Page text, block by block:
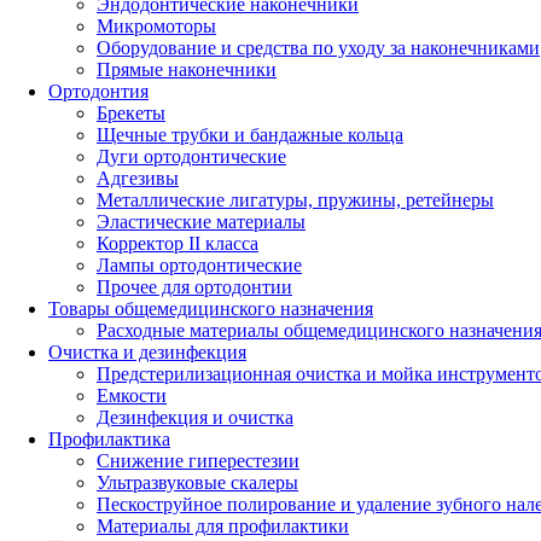
Микромоторы
Оборудование и средства по уходу за наконечниками
Прямые наконечники
Ортодонтия
Брекеты
Щечные трубки и бандажные кольца
Дуги ортодонтические
Адгезивы
Металлические лигатуры, пружины, ретейнеры
Эластические материалы
Корректор II класса
Лампы ортодонтические
Прочее для ортодонтии
Товары общемедицинского назначения
Расходные материалы общемедицинского назначения
Очистка и дезинфекция
Предстерилизационная очистка и мойка
Емкости
Дезинфекция и очистка
Профилактика
Снижение гиперестезии
Ультразвуковые скалеры
Пескоструйное полирование и удаление зубного
Материалы для профилактики